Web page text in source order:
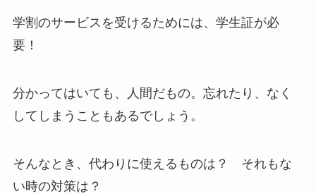
学割のサービスを受けるためには、学生証が必
要！
分かってはいても、人間だもの。忘れたり、なく
してしまうこともあるでしょう。
そんなとき、代わりに使えるものは？ それもな
い時の対策は？